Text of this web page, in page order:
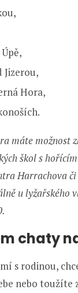
Jizerou,
Hora,
máte možnost
škol s
Harrachova či
u lyžařského
chaty
s rodinou,
nebo